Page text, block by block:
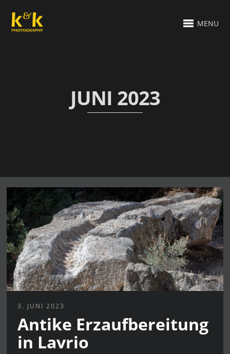
MENU
JUNI 2023
3. JUNI 2023
Antike Erzaufbereitung
in Lavrio